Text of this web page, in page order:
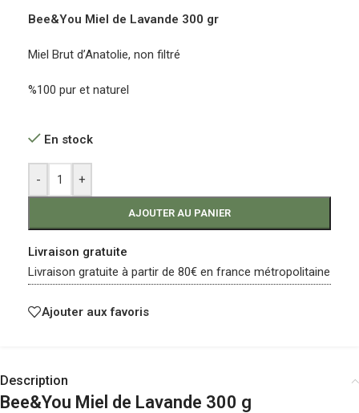
Bee&You Miel de Lavande 300 gr
Miel Brut d’Anatolie, non filtré
%100 pur et naturel
En stock
- +
AJOUTER AU PANIER
Livraison gratuite
Livraison gratuite à partir de 80€ en france métropolitaine
Ajouter aux favoris
Description
Bee&You Miel de Lavande 300 g